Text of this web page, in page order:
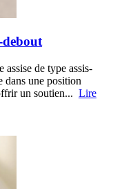
debout
assise de type assis-
dans une position
un soutien... Lire